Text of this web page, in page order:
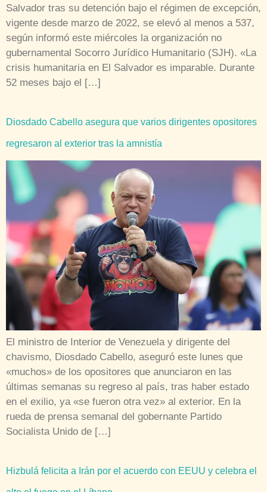
Salvador tras su detención bajo el régimen de excepción,
vigente desde marzo de 2022, se elevó al menos a 537,
según informó este miércoles la organización no
gubernamental Socorro Jurídico Humanitario (SJH). «La
crisis humanitaria en El Salvador es imparable. Durante
52 meses bajo el […]
Diosdado Cabello asegura que varios dirigentes opositores
regresaron al exterior tras la amnistía
El ministro de Interior de Venezuela y dirigente del
chavismo, Diosdado Cabello, aseguró este lunes que
«muchos» de los opositores que anunciaron en las
últimas semanas su regreso al país, tras haber estado
en el exilio, ya «se fueron otra vez» al exterior. En la
rueda de prensa semanal del gobernante Partido
Socialista Unido de […]
Hizbulá felicita a Irán por el acuerdo con EEUU y celebra el